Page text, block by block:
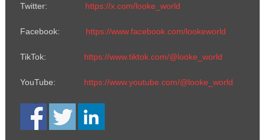
Twitter: https://x.com/looke_world
Facebook: https://www.facebook.com/lookeworld
TikTok: https://www.tiktok.com/@looke_world
YouTube: https://www.youtube.com/@looke_world